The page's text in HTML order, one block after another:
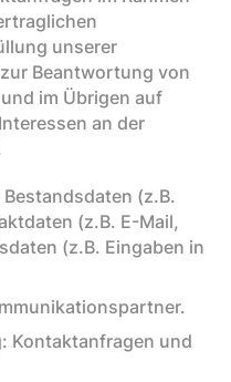
unserer
Beantwortung von
im Übrigen auf
an der
(z.B.
(z.B. E-Mail,
(z.B. Eingaben in
Kontaktanfragen und